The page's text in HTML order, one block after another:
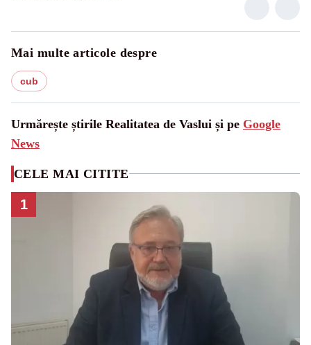
Mai multe articole despre
cub
Urmărește știrile Realitatea de Vaslui și pe Google
News
CELE MAI CITITE
1